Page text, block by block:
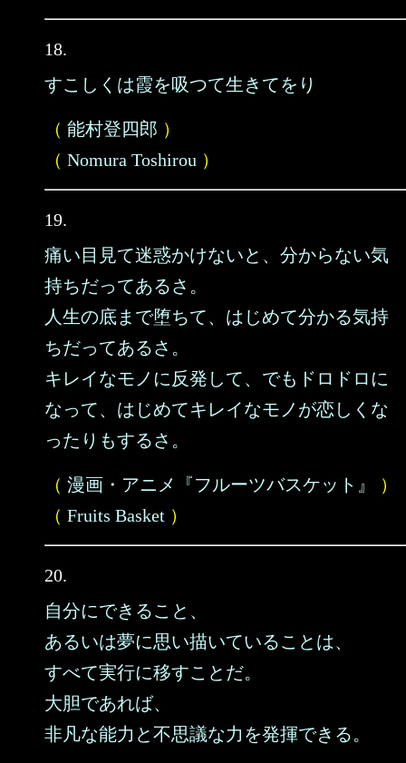
18.
すこしくは霞を吸つて生きてをり
（ 能村登四郎 ）
（ Nomura Toshirou ）
19.
痛い目見て迷惑かけないと、分からない気
持ちだってあるさ。
人生の底まで堕ちて、はじめて分かる気持
ちだってあるさ。
キレイなモノに反発して、でもドロドロに
なって、はじめてキレイなモノが恋しくな
ったりもするさ。
（ 漫画・アニメ『フルーツバスケット』
）
（ Fruits Basket ）
20.
自分にできること、
あるいは夢に思い描いていることは、
すべて実行に移すことだ。
大胆であれば、
非凡な能力と不思議な力を発揮できる。